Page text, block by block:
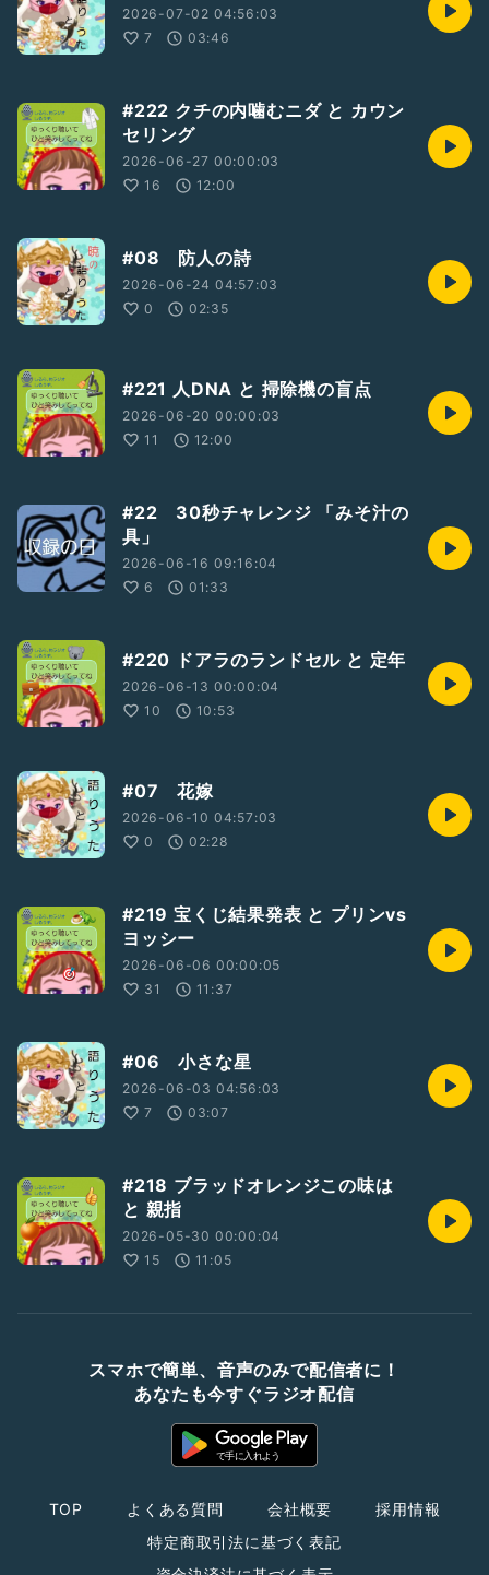
2026-07-02 04:56:03
7
03:46
#222 クチの内噛むニダ と カウン
セリング
2026-06-27 00:00:03
16
12:00
#08 防人の詩
2026-06-24 04:57:03
0
02:35
#221 人DNA と 掃除機の盲点
2026-06-20 00:00:03
11
12:00
#22 30秒チャレンジ 「みそ汁の
具」
2026-06-16 09:16:04
6
01:33
#220 ドアラのランドセル と 定年
2026-06-13 00:00:04
10
10:53
#07 花嫁
2026-06-10 04:57:03
0
02:28
#219 宝くじ結果発表 と プリンvs
ヨッシー
2026-06-06 00:00:05
31
11:37
#06 小さな星
2026-06-03 04:56:03
7
03:07
#218 ブラッドオレンジこの味は
と 親指
2026-05-30 00:00:04
15
11:05
スマホで簡単、音声のみで配信者に！
あなたも今すぐラジオ配信
TOP よくある質問 会社概要
採用情報
特定商取引法に基づく表記